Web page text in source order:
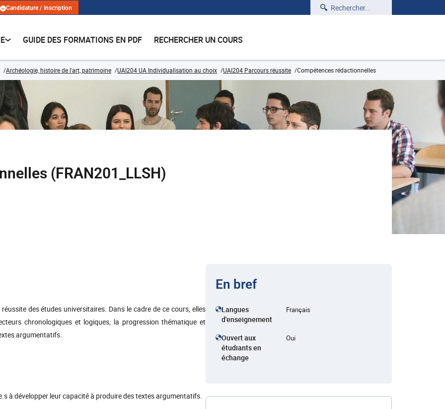
Candidature / Inscription Rechercher
GUIDE DES FORMATIONS EN PDF RECHERCHER UN COURS
Archéologie, histoire de l'art, patrimoine UAI204 UA Individualisation au choix UAI204 Parcours réussite Compétences rédactionnelles
(FRAN201_LLSH)
des études universitaires. Dans le cadre de ce cours, elles
chronologiques et logiques, la progression thématique et
argumentatifs.
à développer leur capacité à produire des textes argumentatifs.
En bref
Langues
d'enseignement
Français
Ouvert aux
étudiants en
échange
Oui